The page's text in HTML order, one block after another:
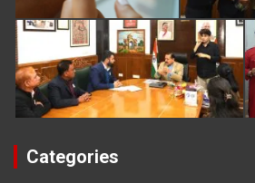
Categories